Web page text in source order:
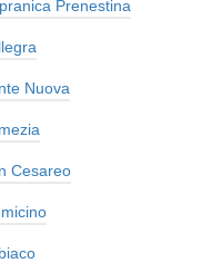
Prenestina
Nuova
Cesareo